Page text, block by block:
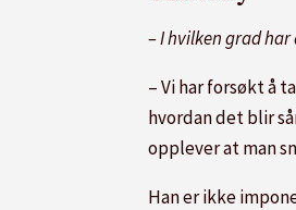
– I hvilken grad
– Vi har forsøkt å
hvordan det blir
opplever at man
Han er ikke